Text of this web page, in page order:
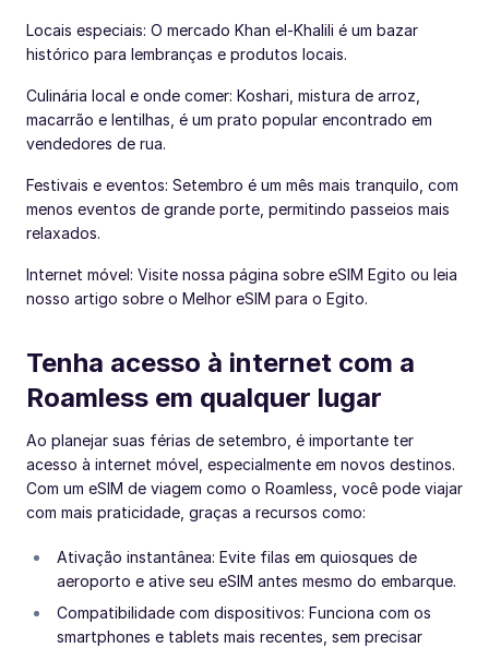
Locais especiais: O mercado Khan el-Khalili é um bazar
histórico para lembranças e produtos locais.
Culinária local e onde comer: Koshari, mistura de arroz,
macarrão e lentilhas, é um prato popular encontrado em
vendedores de rua.
Festivais e eventos: Setembro é um mês mais tranquilo, com
menos eventos de grande porte, permitindo passeios mais
relaxados.
Internet móvel: Visite nossa página sobre eSIM Egito ou leia
nosso artigo sobre o Melhor eSIM para o Egito.
Tenha acesso à internet com a
Roamless em qualquer lugar
Ao planejar suas férias de setembro, é importante ter
acesso à internet móvel, especialmente em novos destinos.
Com um eSIM de viagem como o Roamless, você pode viajar
com mais praticidade, graças a recursos como:
Ativação instantânea: Evite filas em quiosques de
aeroporto e ative seu eSIM antes mesmo do embarque.
Compatibilidade com dispositivos: Funciona com os
smartphones e tablets mais recentes, sem precisar